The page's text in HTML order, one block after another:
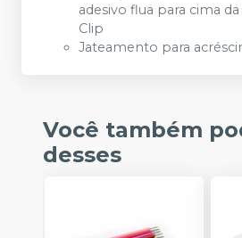
adesivo flua para cima
Clip
Jateamento para
Você também
desses